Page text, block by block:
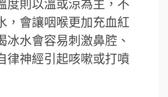
度則以溫或涼為主，不
，會讓咽喉更加充血紅
冰水會容易刺激鼻腔、
律神經引起咳嗽或打噴